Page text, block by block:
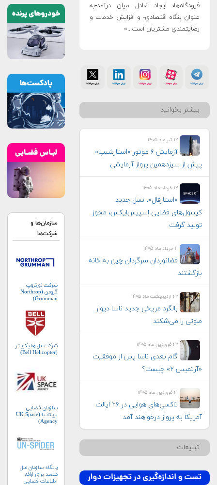
فرودگاه‌ها، ايجاد تعادل ميان درآمد-به
عنوان بنگاه اقتصادي- و افزايش خدمات و
رضايتمندي مشتريان است...»
بیشتر بخوانید
۱۲ تیر ماه ۱۴۰۵
آزمایش ۶ موتور «استارشیپ»
پیش از سیزدهمین پرواز آزمایشی
۱۲ خرداد ماه ۱۴۰۵
«استارفال»، نسل جدید
کپسول‌های فضایی اسپیس‌ایکس، مجوز
تولید گرفت
۱۱ خرداد ماه ۱۴۰۵
فضانوردان سرگردان چین به خانه
بازگشتند
۲۲ اردیبهشت ماه ۱۴۰۵
بالگرد مریخی جدید ناسا دیوار
صوتی را می‌شکند
۲۲ فروردین ماه ۱۴۰۵
گام بعدی ناسا پس از موفقیت
«آرتمیس ۲» چیست؟
۲۱ فروردین ماه ۱۴۰۵
تاکسی‌های هوایی در ۲۶ ایالت
آمریکا به پرواز درخواهند آمد
تبلیغات
سازمان‌ها و
شرکت‌ها
شرکت نورتروپ
گرومن (Northrop
Grumman)
شرکت بل هلیکوپتر
(Bell Helicopter)
سازمان فضایی
بریتانیا (UK Space
Agency)
پایگاه سازمان ملل
متحد برای ارائه
اطلاعات فضایی